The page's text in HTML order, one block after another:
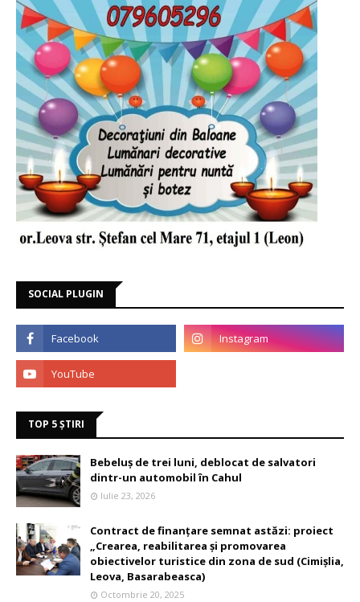
SOCIAL PLUGIN
TOP 5 ȘTIRI
Bebeluș de trei luni, deblocat de salvatori
dintr-un automobil în Cahul
Iulie 23, 2026
Contract de finanțare semnat astăzi: proiect
„Crearea, reabilitarea și promovarea
obiectivelor turistice din zona de sud (Cimișlia,
Leova, Basarabeasca)
Octombrie 20, 2025